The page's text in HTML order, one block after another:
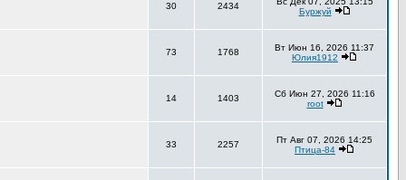
30 2434
Буржуй
73 1768
Вт Июн 16, 2026 11:37
Юлия1912
14 1403
Сб Июн 27, 2026 11:16
root
33 2257
Пт Авг 07, 2026 14:25
Птица-84